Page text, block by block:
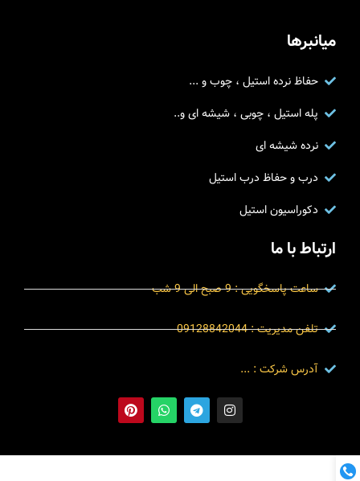
میانبرها
حفاظ نرده استیل ، چوب و ...
پله استیل ، چوبی ، شیشه ای و..
نرده شیشه ای
درب و حفاظ درب استیل
دکوراسیون استیل
ارتباط با ما
ساعت پاسخگویی : 9 صبح الی 9 شب
تلفن مدیریت : 09128842044
آدرس شرکت : ...